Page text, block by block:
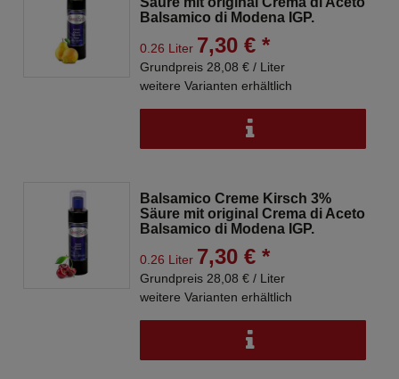
Balsamico di Modena IGP.
0.26 Liter 7,30 € *
Grundpreis 28,08 € / Liter
weitere Varianten erhältlich
Balsamico Creme Kirsch 3%
Säure mit original Crema di Aceto
Balsamico di Modena IGP.
0.26 Liter 7,30 € *
Grundpreis 28,08 € / Liter
weitere Varianten erhältlich